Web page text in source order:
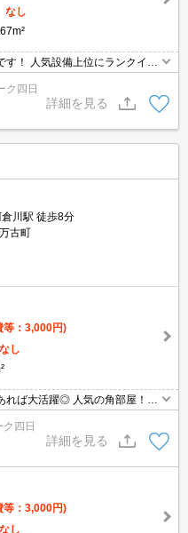
なし
！ 人気設備上位にランクイン!
暮らしに安心感◎
ク四日
詳細を見る
川駅 徒歩8分
古町
等：3,000円)
なし
れば大活躍◎ 人気の角部屋！他
少ないです。また、日の光が入
さまが少ないので生活音が軽減
四日
詳細を見る
等：3,000円)
なし